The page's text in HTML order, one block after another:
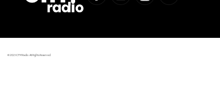
© 2023 CFM Radio. All Rights Reserved.